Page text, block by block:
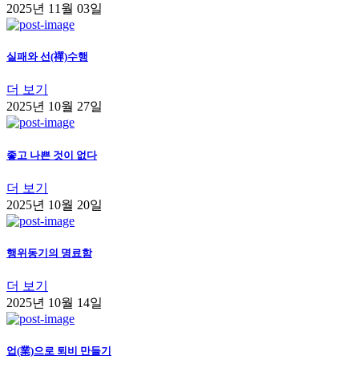
2025년 11월 03일
실패와 선(禪)수행
더 보기
2025년 10월 27일
좋고 나쁜 것이 없다
더 보기
2025년 10월 20일
행위동기의 명료함
더 보기
2025년 10월 14일
업(業)으로 퇴비 만들기